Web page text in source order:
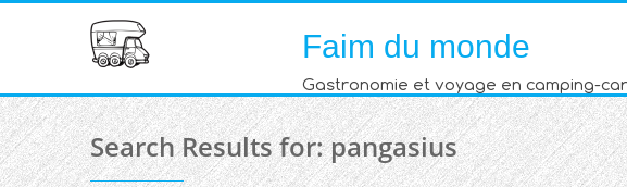
Faim du monde
Gastronomie et voyage en camping-car
Search Results for:pangasius